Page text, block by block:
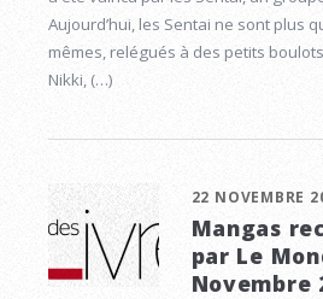
Aujourd’hui, les Sentai ne sont plus
mêmes, relégués à des petits
Nikki, (…)
22 NOVEMBRE
Mangas
par Le
Novembre